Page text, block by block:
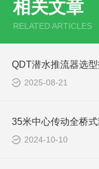
相关文章
RELATED ARTICLES
2025-08-21
2024-10-10